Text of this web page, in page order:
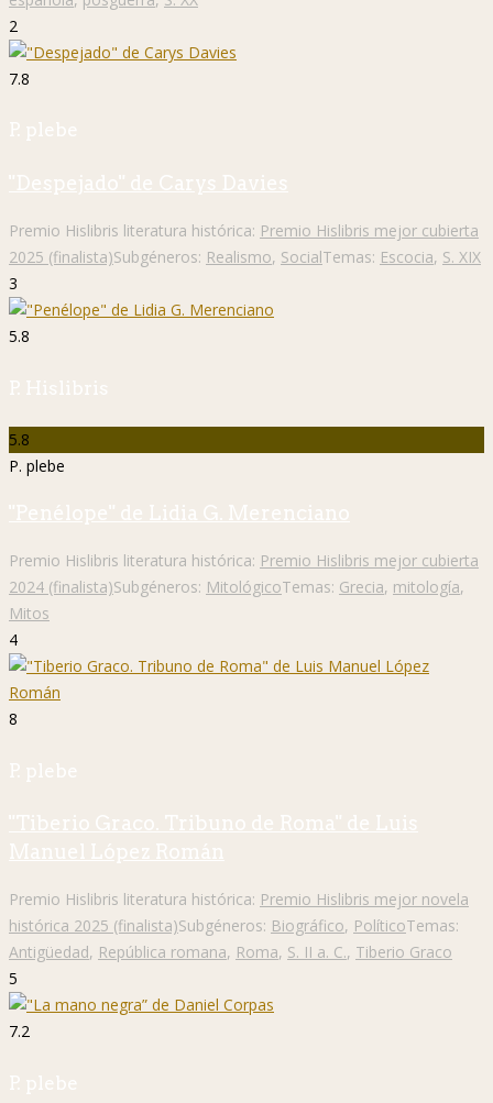
2
7.8
P. plebe
"Despejado" de Carys Davies
Premio Hislibris literatura histórica: Premio Hislibris mejor cubierta
2025 (finalista)Subgéneros: Realismo, SocialTemas: Escocia, S. XIX
3
5.8
P. Hislibris
5.8
P. plebe
"Penélope" de Lidia G. Merenciano
Premio Hislibris literatura histórica: Premio Hislibris mejor cubierta
2024 (finalista)Subgéneros: MitológicoTemas: Grecia, mitología,
Mitos
4
8
P. plebe
"Tiberio Graco. Tribuno de Roma" de Luis
Manuel López Román
Premio Hislibris literatura histórica: Premio Hislibris mejor novela
histórica 2025 (finalista)Subgéneros: Biográfico, PolíticoTemas:
Antigüedad, República romana, Roma, S. II a. C., Tiberio Graco
5
7.2
P. plebe